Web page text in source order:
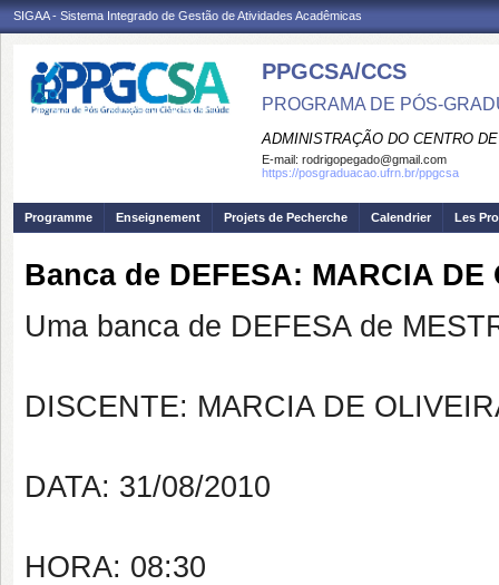
SIGAA - Sistema Integrado de Gestão de Atividades Acadêmicas
PPGCSA/CCS
PROGRAMA DE PÓS-
ADMINISTRAÇÃO DO CENTRO
E-mail: rodrigopegado@gmail.com
https://posgraduacao.ufrn.br/ppgcsa
Programme Enseignement Projets de Pecherche Calendrier Les
Banca de DEFESA: MARCIA
Uma banca de DEFESA de
DISCENTE: MARCIA DE
DATA: 31/08/2010
HORA: 08:30